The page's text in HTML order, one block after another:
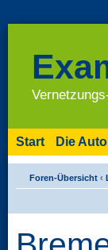
Start Die
Foren-Übersicht ‹